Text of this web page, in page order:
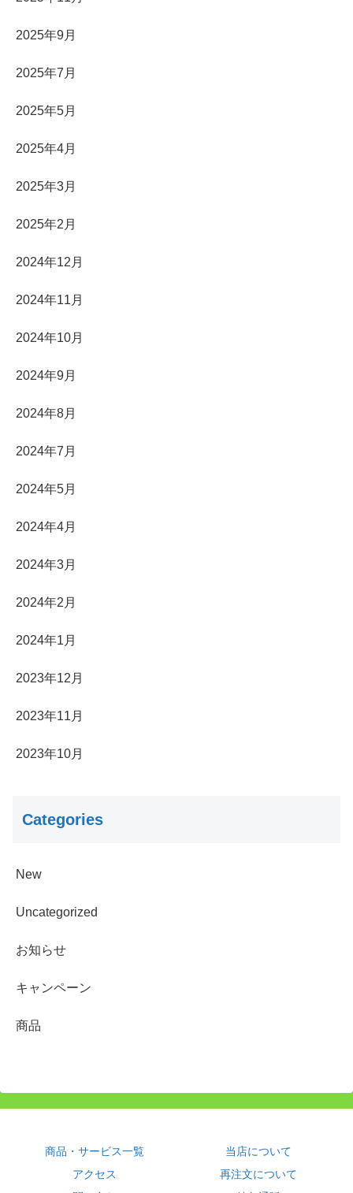
2025年9月
2025年7月
2025年5月
2025年4月
2025年3月
2025年2月
2024年12月
2024年11月
2024年10月
2024年9月
2024年8月
2024年7月
2024年5月
2024年4月
2024年3月
2024年2月
2024年1月
2023年12月
2023年11月
2023年10月
Categories
New
Uncategorized
お知らせ
キャンペーン
商品
商品・サービス一覧
当店について
アクセス
再注文について